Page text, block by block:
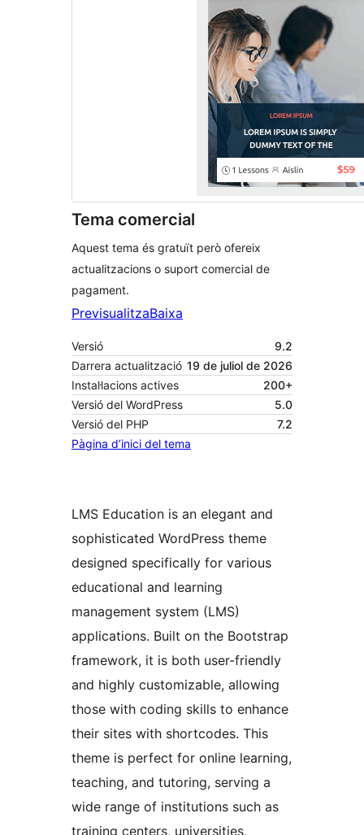
Tema comercial
Aquest tema és gratuït però ofereix
actualitzacions o suport comercial de
pagament.
PrevisualitzaBaixa
Versió
9.2
Darrera actualització 19 de juliol de 2026
Instal·lacions actives
200+
Versió del WordPress
5.0
Versió del PHP
7.2
Pàgina d’inici del tema
LMS Education is an elegant and
sophisticated WordPress theme
designed specifically for various
educational and learning
management system (LMS)
applications. Built on the Bootstrap
framework, it is both user-friendly
and highly customizable, allowing
those with coding skills to enhance
their sites with shortcodes. This
theme is perfect for online learning,
teaching, and tutoring, serving a
wide range of institutions such as
training centers, universities,